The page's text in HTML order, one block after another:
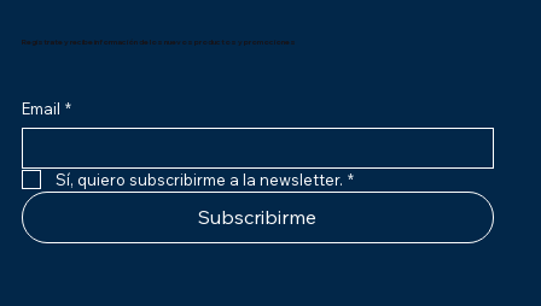
Registrate y recibe información de los nuevos productos y promociones
Email *
Sí, quiero subscribirme a la newsletter. *
Subscribirme